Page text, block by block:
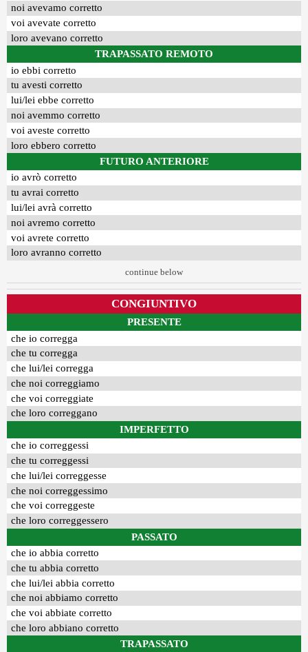
noi avevamo corretto
voi avevate corretto
loro avevano corretto
TRAPASSATO REMOTO
io ebbi corretto
tu avesti corretto
lui/lei ebbe corretto
noi avemmo corretto
voi aveste corretto
loro ebbero corretto
FUTURO ANTERIORE
io avrò corretto
tu avrai corretto
lui/lei avrà corretto
noi avremo corretto
voi avrete corretto
loro avranno corretto
continue below
CONGIUNTIVO
PRESENTE
che io corregga
che tu corregga
che lui/lei corregga
che noi correggiamo
che voi correggiate
che loro correggano
IMPERFETTO
che io correggessi
che tu correggessi
che lui/lei correggesse
che noi correggessimo
che voi correggeste
che loro correggessero
PASSATO
che io abbia corretto
che tu abbia corretto
che lui/lei abbia corretto
che noi abbiamo corretto
che voi abbiate corretto
che loro abbiano corretto
TRAPASSATO